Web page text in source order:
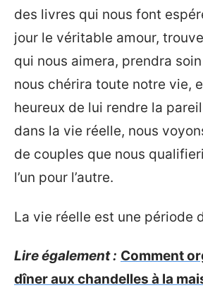
des livres qui nous font
jour le véritable amour,
qui nous aimera, prendra
nous chérira toute notre vie,
heureux de lui rendre la
dans la vie réelle, nous
de couples que nous
l’un pour l’autre.
La vie réelle est une période
Lire également : Comment
dîner aux chandelles à la